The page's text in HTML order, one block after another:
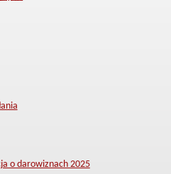
o darowiznach 2025